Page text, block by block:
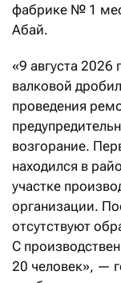
фабрике № 1
Абай.
«9 августа 2026
валковой
проведения
возгорание.
находился в
участке
организации.
отсутствуют
С
20 человек», —